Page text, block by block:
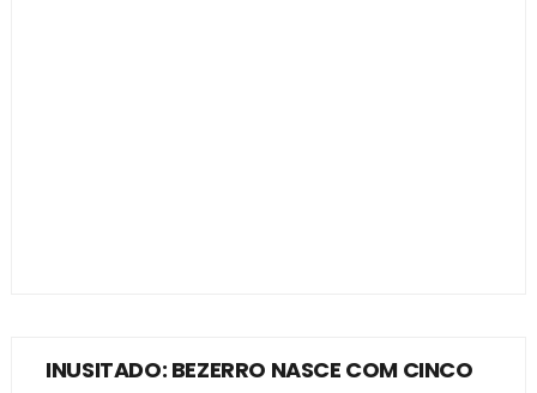
INUSITADO: BEZERRO NASCE COM CINCO